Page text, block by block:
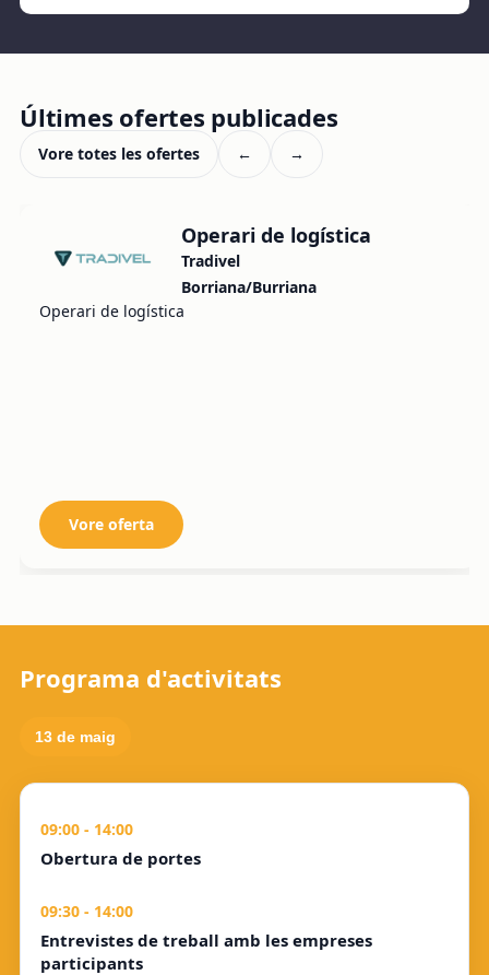
Últimes ofertes publicades
Vore totes les ofertes ← →
Operari de logística
Tradivel
Borriana/Burriana
Operari de logística
Vore oferta
Programa d'activitats
13 de maig
09:00 - 14:00
Obertura de portes
09:30 - 14:00
Entrevistes de treball amb les empreses
participants